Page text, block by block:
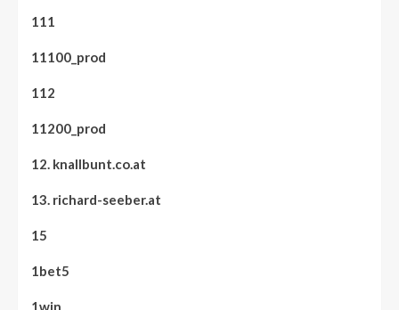
111
11100_prod
112
11200_prod
12. knallbunt.co.at
13. richard-seeber.at
15
1bet5
1win